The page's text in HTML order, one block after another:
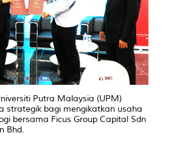
Putra Malaysia (UPM)
strategik bagi mengikatkan usaha
bersama Ficus Group Capital Sdn
Bhd.